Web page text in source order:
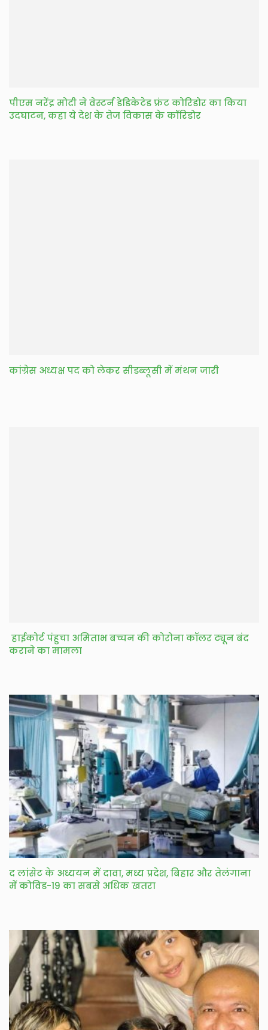
पीएम नरेंद्र मोदी ने वेस्टर्न डेडिकेटेड फ्रंट कोरिडोर का किया
उदघाटन, कहा ये देश के तेज विकास के कॉरिडोर
कांग्रेस अध्यक्ष पद को लेकर सीडब्लूसी में मंथन जारी
हाईकोर्ट पंहुचा अमिताभ बच्चन की कोरोना कॉलर ट्यून बंद
कराने का मामला
द लांसेट के अध्ययन में दावा, मध्य प्रदेश, बिहार और तेलंगाना
में कोविड-19 का सबसे अधिक खतरा